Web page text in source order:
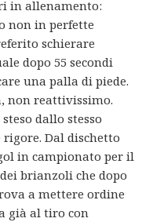
in allenamento:
non in perfette
schierare
dopo 55 secondi
una palla di piede.
non reattivissimo.
dallo stesso
Dal dischetto
in campionato per il
brianzoli che dopo
a mettere ordine
già al tiro con